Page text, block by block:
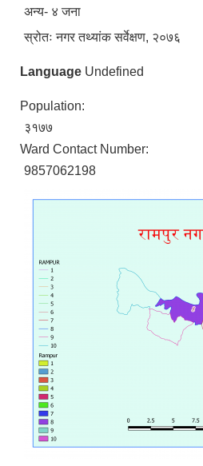
अन्य- ४ जना
स्रोतः नगर तथ्यांक सर्वेक्षण, २०७६
Language Undefined
Population:
३१७७
Ward Contact Number:
9857062198